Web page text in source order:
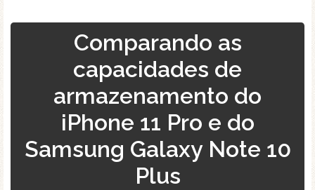
Comparando as
capacidades de
armazenamento do
iPhone 11 Pro e do
Samsung Galaxy Note 10
Plus